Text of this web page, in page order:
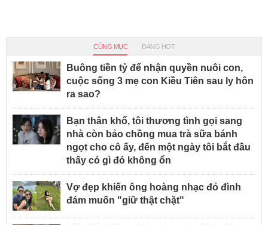
CÙNG MỤC ĐANG HOT
Buông tiền tỷ để nhận quyền nuôi con,
cuộc sống 3 mẹ con Kiều Tiên sau ly hôn
ra sao?
Bạn thân khổ, tôi thương tình gọi sang
nhà còn bảo chồng mua trà sữa bánh
ngọt cho cô ấy, đến một ngày tôi bắt đầu
thấy có gì đó không ổn
Vợ đẹp khiến ông hoàng nhạc đỏ đình
đám muốn "giữ thật chặt"